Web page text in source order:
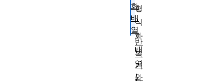
형
식
화
배
열
(
화
배
열
반
복
기
와